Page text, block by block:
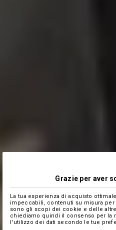
Grazie per aver
La tua esperienza di acquisto
impeccabili, contenuti su misura
sono gli scopi dei cookie e delle
chiediamo quindi il consenso per la
l'utilizzo dei dati secondo le tue